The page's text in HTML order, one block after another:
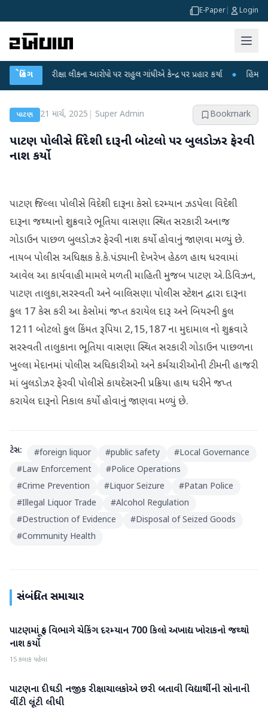
E-Paper Login
બ્રેકિંગ
પરીક્ષા લીકના આરોપો પર રાહુલ ગાંધીએ કેન્દ્ર પર પ્રહાર કર્યા ● હિંમતનગરમાં
પાટણ 21 માર્ચ, 2025 Super Admin Bookmark
પાટણ પોલીસે વિદેશી દારૂની બોટલો પર બુલડોઝર ફેરવી
નાશ કર્યો
પાટણ જિલ્લા પોલીસે વિદેશી દારૂના કેસો દરમ્યાન ઝડપેલા વિદેશી
દારૂના જથ્થાનો શુક્રવારે ભૂતિયા વાસણા સ્થિત સરકારી અનાજ
ગોડાઉન પાછળ બુલડોઝર ફેરવી નાશ કર્યો હોવાનું જાણવા મળ્યું છે.
નાયબ પોલીસ અધિક્ષક કે.કે.પંડ્યાની દેખરેખ હેઠળ હાથ ધરવામાં
આવેલ આ કાર્યવાહી મામલે મળતી માહિતી મુજબ પાટણ એ.ડિવિઝન,
પાટણ તાલુકા,સરસ્વતી અને બાલિસણા પોલીસ સ્ટેશન દ્વારા દારૂના
કુલ 17 કેસ કરી આ કેસોમાં જપ્ત કરાયેલ દારૂ અને બિયરની કુલ
1211 બોટલો કુલ કિંમત રૂપિયા 2,15,187 ના મુદામાલ નો શુક્રવારે
સરસ્વતી તાલુકાના ભૂતિયા વાસણા સ્થિત સરકારી ગોડાઉન પાછળના
ખુલ્લા મેદાનમાં પોલીસ અધિકારીઓ અને કર્મચારીઓની ટીમની હાજરી
માં બુલડોઝર ફેરવી પોલીસે કાયદેસરની પ્રક્રિયા હાથ ધરીને જપ્ત
કરાયેલ દારૂનો નિકાલ કર્યો હોવાનું જાણવા મળ્યું છે.
ટેગ્સ: #foreign liquor #public safety #Local Governance
#Law Enforcement #Police Operations
#Crime Prevention #Liquor Seizure #Patan Police
#Illegal Liquor Trade #Alcohol Regulation
#Destruction of Evidence #Disposal of Seized Goods
#Community Health
સંબંધિત સમાચાર
પાટણ
પાટણમાં ફૂડ વિભાગે ચેકિંગ દરમ્યાન 700 કિલો અખાદ્ય ખોરાકનો જથ્થો
નાશ કર્યો
15 કલાક પહેલા
પાટણ
પાટણના દીઘડી નજીક રીક્ષાચાલકોએ છરી બતાવી વિદ્યાર્થીની સોનાની
વીંટી લૂંટી લીધી